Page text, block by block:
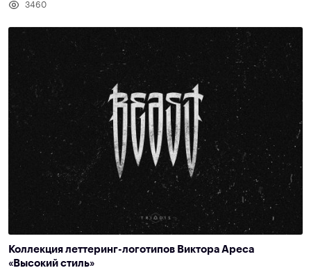
3460
Коллекция леттеринг-логотипов Виктора Ареса
«Высокий стиль»